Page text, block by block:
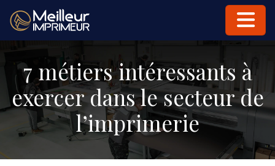
7 métiers intéressants à
exercer dans le secteur de
l’imprimerie